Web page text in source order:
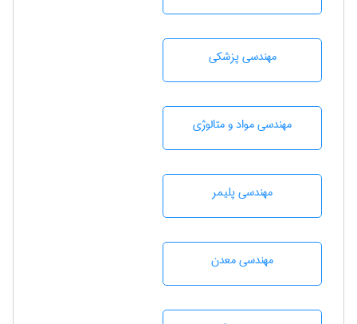
مهندسی پزشکی
مهندسی مواد و متالوژی
مهندسی پليمر
مهندسی معدن